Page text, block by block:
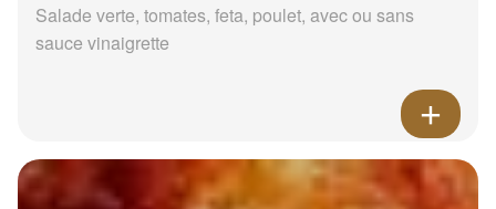
Salade verte, tomates, feta, poulet, avec ou sans
sauce vinaigrette